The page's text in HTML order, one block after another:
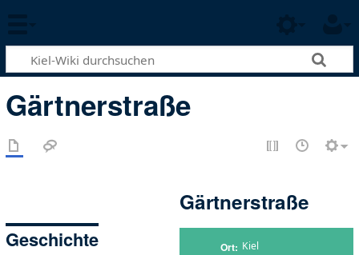
Gärtnerstraße
Gärtnerstraße
Ort Kiel
Geschichte